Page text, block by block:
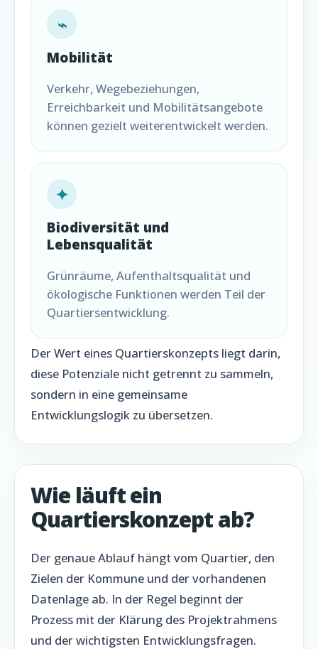
⌁
Mobilität
Verkehr, Wegebeziehungen,
Erreichbarkeit und Mobilitätsangebote
können gezielt weiterentwickelt werden.
✦
Biodiversität und
Lebensqualität
Grünräume, Aufenthaltsqualität und
ökologische Funktionen werden Teil der
Quartiersentwicklung.
Der Wert eines Quartierskonzepts liegt darin,
diese Potenziale nicht getrennt zu sammeln,
sondern in eine gemeinsame
Entwicklungslogik zu übersetzen.
Wie läuft ein
Quartierskonzept ab?
Der genaue Ablauf hängt vom Quartier, den
Zielen der Kommune und der vorhandenen
Datenlage ab. In der Regel beginnt der
Prozess mit der Klärung des Projektrahmens
und der wichtigsten Entwicklungsfragen.